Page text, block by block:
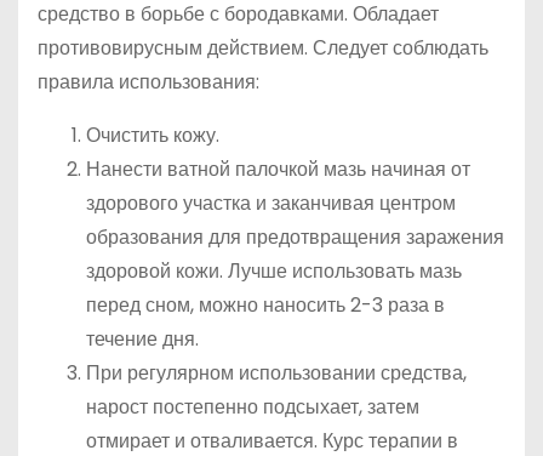
средство в борьбе с бородавками. Обладает
противовирусным действием. Следует соблюдать
правила использования:
Очистить кожу.
Нанести ватной палочкой мазь начиная от
здорового участка и заканчивая центром
образования для предотвращения заражения
здоровой кожи. Лучше использовать мазь
перед сном, можно наносить 2-3 раза в
течение дня.
При регулярном использовании средства,
нарост постепенно подсыхает, затем
отмирает и отваливается. Курс терапии в